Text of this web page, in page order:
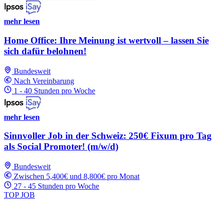
mehr lesen
Home Office: Ihre Meinung ist wertvoll – lassen Sie
sich dafür belohnen!
Bundesweit
Nach Vereinbarung
1 - 40 Stunden pro Woche
mehr lesen
Sinnvoller Job in der Schweiz: 250€ Fixum pro Tag
als Social Promoter! (m/w/d)
Bundesweit
Zwischen 5,400€ und 8,800€ pro Monat
27 - 45 Stunden pro Woche
TOP JOB